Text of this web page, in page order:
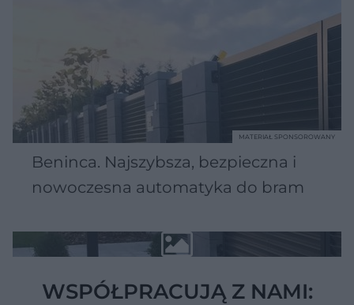
Beninca. Najszybsza, bezpieczna i
nowoczesna automatyka do bram
MATERIAŁ SPONSOROWANY
WSPÓŁPRACUJĄ Z NAMI: